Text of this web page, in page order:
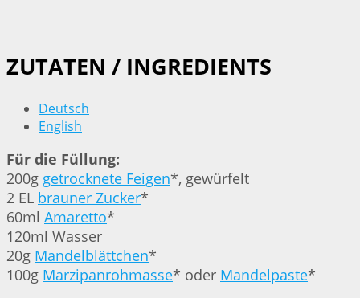
ZUTATEN / INGREDIENTS
Deutsch
English
Für die Füllung:
200g getrocknete Feigen*, gewürfelt
2 EL brauner Zucker*
60ml Amaretto*
120ml Wasser
20g Mandelblättchen*
100g Marzipanrohmasse* oder Mandelpaste*